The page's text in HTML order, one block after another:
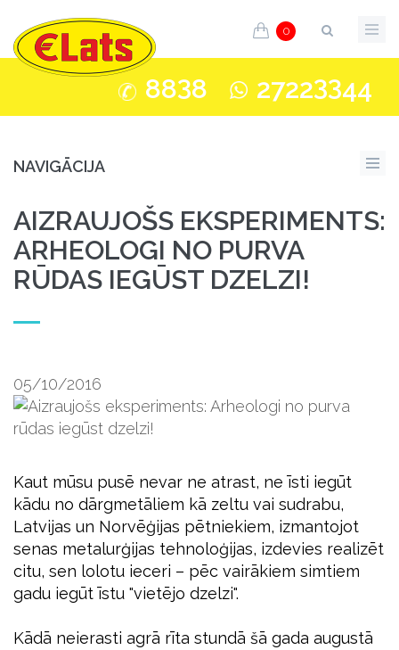
0
8838 27223344
NAVIGĀCIJA
AIZRAUJOŠS EKSPERIMENTS:
ARHEOLOGI NO PURVA
RŪDAS IEGŪST DZELZI!
05/10/2016
Kaut mūsu pusē nevar ne atrast, ne īsti iegūt
kādu no dārgmetāliem kā zeltu vai sudrabu,
Latvijas un Norvēģijas pētniekiem, izmantojot
senas metalurģijas tehnoloģijas, izdevies realizēt
citu, sen lolotu ieceri – pēc vairākiem simtiem
gadu iegūt īstu "vietējo dzelzi".
Kādā neierasti agrā rīta stundā šā gada augustā